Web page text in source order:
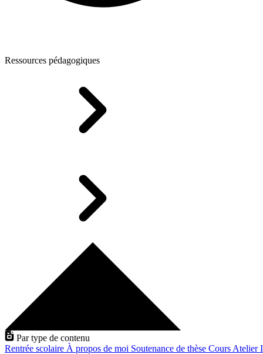
Ressources pédagogiques
Par type de contenu
Rentrée scolaire À propos de moi Soutenance de thèse Cours Atelier